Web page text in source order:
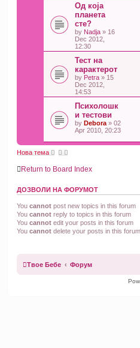
Од која
планета
сте?
by Nadja » 16
Dec 2012,
12:30
Тест на
карактерот
by Petra » 15
Dec 2012,
14:53
Психолошк
и тестови
by Debora » 02
Apr 2010, 20:23
Нова тема
Return to Board Index
ДОЗВОЛИ НА ФОРУМОТ
You cannot post new topics in this forum
You cannot reply to topics in this forum
You cannot edit your posts in this forum
You cannot delete your posts in this forum
Твое Бебе Форум